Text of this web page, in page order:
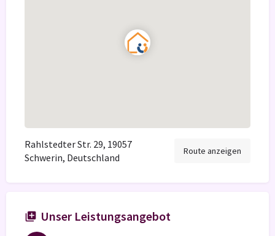
Rahlstedter Str. 29, 19057
Schwerin, Deutschland
Route anzeigen
Unser Leistungsangebot